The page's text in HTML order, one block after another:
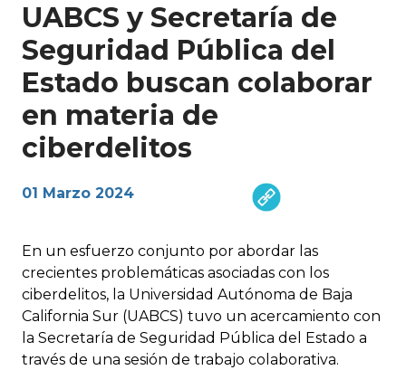
UABCS y Secretaría de
Seguridad Pública del
Estado buscan colaborar
en materia de
ciberdelitos
01 Marzo 2024
En un esfuerzo conjunto por abordar las
crecientes problemáticas asociadas con los
ciberdelitos, la Universidad Autónoma de Baja
California Sur (UABCS) tuvo un acercamiento con
la Secretaría de Seguridad Pública del Estado a
través de una sesión de trabajo colaborativa.